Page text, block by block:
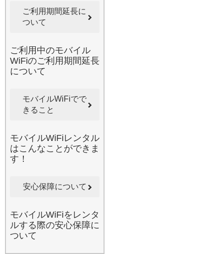
ービスを利用すれば、日本
国内のあらゆる場所があな
たのオフィスやシアターに
移動の車内でも、重要なメ
ールのチェックや大容量デ
ータの閲覧、SNSの更新が
通信網を利用しており、地
方への出張や山間部の観光
発揮いたします。最近の時
事ニュースでも、ワーケー
ションが注目されています
が、旅先でのビデオ会議も
ば安心です。面倒な回線契
れるため、コストパフォー
マンスを重視する賢いユー
ザーの方に選ばれていま
ご利用期間延長に
ついて
ご利用中のモバイル
WiFiのご利用期間延長
について
モバイルWiFiでで
きること
モバイルWiFiレンタル
はこんなことができま
す！
安心保障について
モバイルWiFiをレンタ
ルする際の安心保障に
ついて